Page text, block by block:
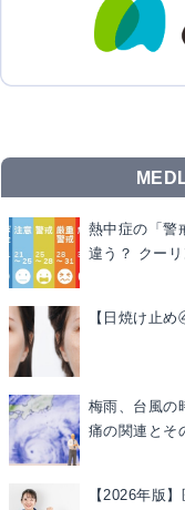
熱中症の「警
違う？ クー
【日焼け止
梅雨、台風の
痛の関連とそ
【2026年版